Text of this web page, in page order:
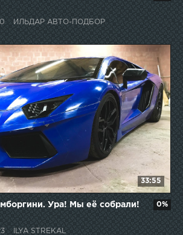
ИЛЬДАР АВТО-ПОДБОР
33:55
Ура! Мы её собрали!
ILYA STREKAL
0%